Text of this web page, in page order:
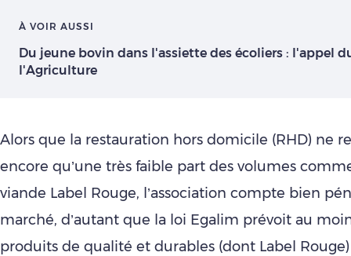
À VOIR AUSSI
Du jeune bovin dans l'assiette des écoliers : l'appel
l'Agriculture
Alors que la restauration hors domicile (RHD) ne
encore qu’une très faible part des volumes
viande Label Rouge, l’association compte bien
marché, d’autant que la loi Egalim prévoit au
produits de qualité et durables (dont Label